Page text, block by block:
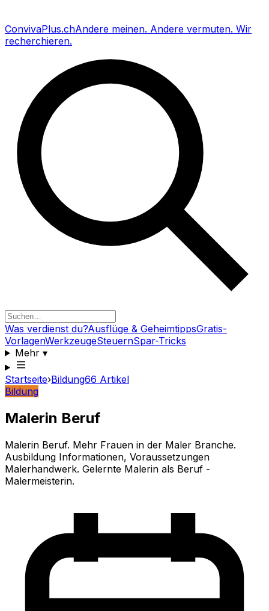
ConvivaPlus.chAndere meinen. Andere vermuten. Wir
recherchieren.
Was verdienst du?Ausflüge & GeheimtippsGratis-
VorlagenWerkzeugeSteuernSpar-Tricks
Mehr▾
Startseite›Bildung66 Artikel
Bildung
Malerin Beruf
Malerin Beruf. Mehr Frauen in der Maler Branche.
Ausbildung Informationen, Voraussetzungen
Malerhandwerk. Gelernte Malerin als Beruf -
Malermeisterin.